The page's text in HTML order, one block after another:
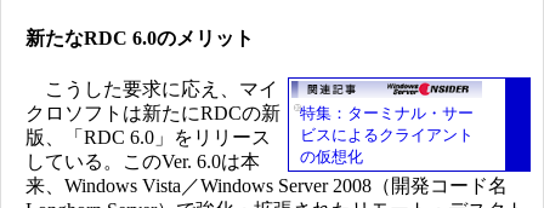
新たなRDC 6.0のメリット
特集：ターミナル・サー
ビスによるクライアント
の仮想化
こうした要求に応え、マイ
クロソフトは新たにRDCの新
版、「RDC 6.0」をリリース
している。このVer. 6.0は本
来、Windows Vista／Windows Server 2008（開発コード名